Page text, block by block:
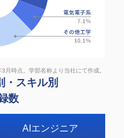
月時点。学部名称より当社にて作成。
・スキル別
数
AIエンジニア